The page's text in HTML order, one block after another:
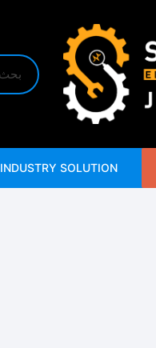
INDUSTRY SOLUTION